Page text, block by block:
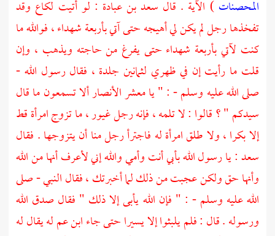
المحصنات) الآية . قال سعد بن عبادة : لو أتيت لكاع وقد
تفخذها رجل لم يكن لي أهيجه حتى آتي بأربعة شهداء ، فوالله ما
كنت لآتي بأربعة شهداء حتى يفرغ من حاجته ويذهب ، وإن
قلت ما رأيت إن في ظهري لثمانين جلدة ، فقال رسول الله -
صلى الله عليه وسلم - : " يا معشرالأنصارألا تسمعون ما قال
سيدكم " ؟ قالوا : لا تلمه ، فإنه رجل غيور ، ما تزوج امرأة قط
إلا بكرا ، ولا طلق امرأة له فاجترأ رجل منا أن يتزوجها . فقال
سعد: يا رسول الله بأبي أنت وأمي والله إني لأعرف أنها من الله
وأنها حق ولكن عجبت من ذلك لما أخبرتك ، فقال النبي - صلى
الله عليه وسلم - : " فإن الله يأبى إلا ذلك " فقال صدق الله
ورسوله . قال : فلم يلبثوا إلا يسيرا حتى جاء ابن عم له يقال له